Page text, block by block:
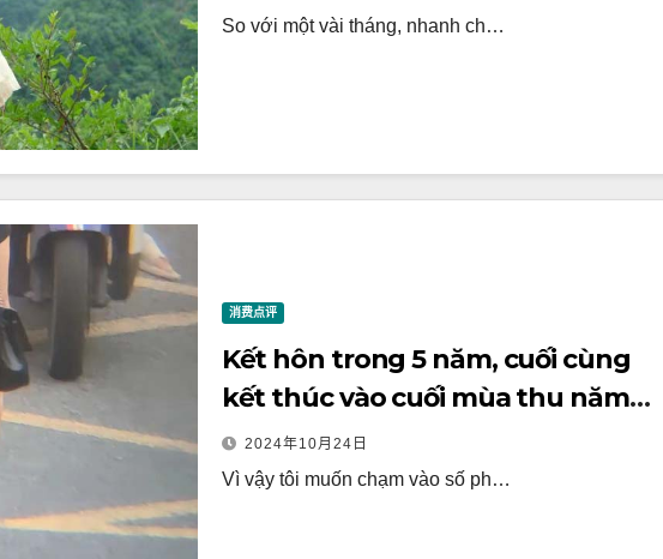
So với một vài tháng, nhanh ch…
消费点评
Kết hôn trong 5 năm, cuối cùng
kết thúc vào cuối mùa thu năm
2006, cuộc sống cô đơn 2 năm
2024年10月24日
Vì vậy tôi muốn chạm vào số ph…